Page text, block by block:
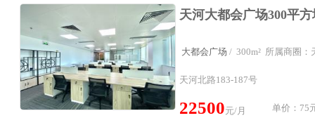
大都会广场 / 300m² 所属商圈：
天河北路183-187号
22500元/月 单价：75